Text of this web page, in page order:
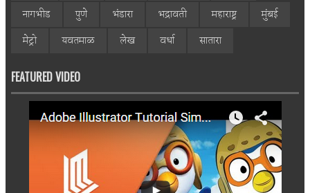
नागभीड
पुणे भंडारा भद्रावती महाराष्ट्र
मुंबई
मेट्रो
यवतमाळ लेख वर्धा सातारा
FEATURED VIDEO